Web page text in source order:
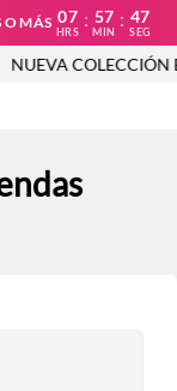
O MÁS 07
HRS
: 57
MIN
: 47
SEG
NUEVA COLECCIÓN